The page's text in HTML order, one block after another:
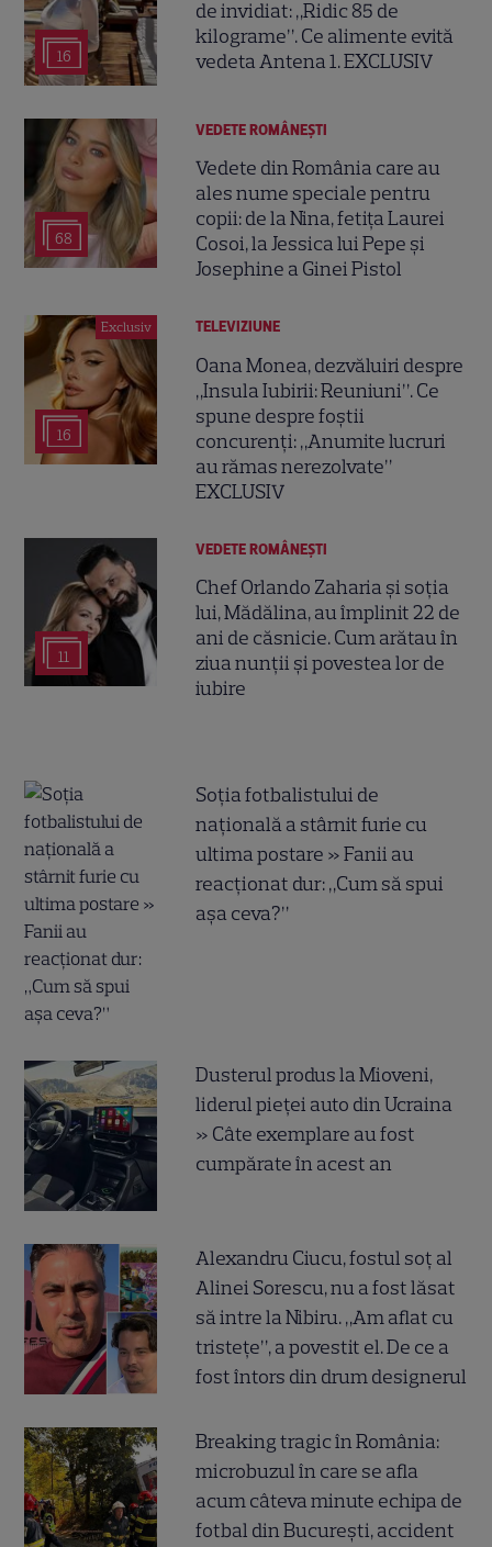
16
de invidiat: „Ridic 85 de
kilograme”. Ce alimente evită
vedeta Antena 1. EXCLUSIV
68
VEDETE ROMÂNEŞTI
Vedete din România care au
ales nume speciale pentru
copii: de la Nina, fetița Laurei
Cosoi, la Jessica lui Pepe și
Josephine a Ginei Pistol
Exclusiv
16
TELEVIZIUNE
Oana Monea, dezvăluiri despre
„Insula Iubirii: Reuniuni”. Ce
spune despre foștii
concurenți: „Anumite lucruri
au rămas nerezolvate”
EXCLUSIV
11
VEDETE ROMÂNEŞTI
Chef Orlando Zaharia și soția
lui, Mădălina, au împlinit 22 de
ani de căsnicie. Cum arătau în
ziua nunții și povestea lor de
iubire
Soția fotbalistului de
națională a stârnit furie cu
ultima postare » Fanii au
reacționat dur: „Cum să spui
așa ceva?”
Dusterul produs la Mioveni,
liderul pieței auto din Ucraina
» Câte exemplare au fost
cumpărate în acest an
Alexandru Ciucu, fostul soț al
Alinei Sorescu, nu a fost lăsat
să intre la Nibiru. „Am aflat cu
tristețe”, a povestit el. De ce a
fost întors din drum designerul
Breaking tragic în România:
microbuzul în care se afla
acum câteva minute echipa de
fotbal din București, accident